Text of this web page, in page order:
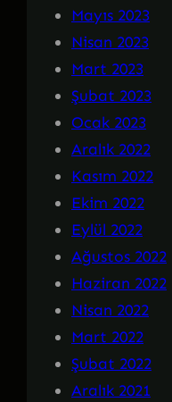
Mayıs 2023
Nisan 2023
Mart 2023
Şubat 2023
Ocak 2023
Aralık 2022
Kasım 2022
Ekim 2022
Eylül 2022
Ağustos 2022
Haziran 2022
Nisan 2022
Mart 2022
Şubat 2022
Aralık 2021